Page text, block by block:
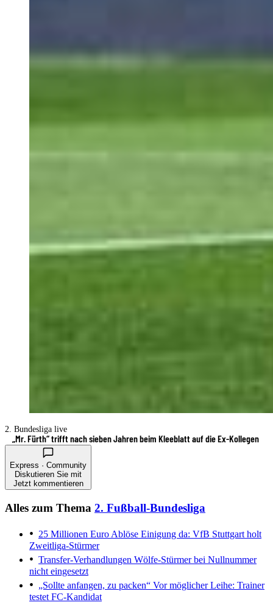
2. Bundesliga live
„Mr. Fürth“ trifft nach sieben Jahren beim Kleeblatt auf die Ex-Kollegen
Express · Community
Diskutieren Sie mit
Jetzt kommentieren
Alles zum Thema 2. Fußball-Bundesliga
25 Millionen Euro Ablöse Einigung da: VfB Stuttgart holt
Zweitliga-Stürmer
Transfer-Verhandlungen Wölfe-Stürmer bei Nullnummer
nicht eingesetzt
„Sollte anfangen, zu packen“ Vor möglicher Leihe: Trainer
testet FC-Kandidat